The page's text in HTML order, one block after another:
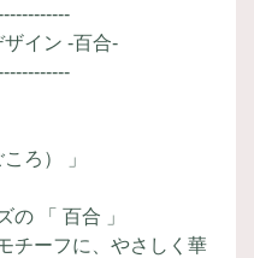
イン -百合-
ろ） 」
の 「 百合 」
チーフに、やさしく華